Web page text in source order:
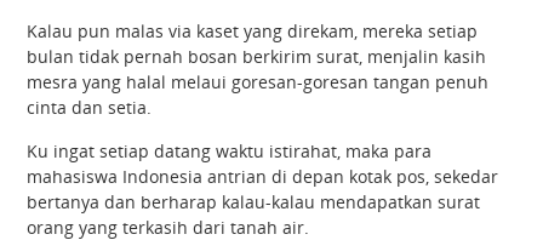
Kalau pun malas via kaset yang direkam, mereka setiap
bulan tidak pernah bosan berkirim surat, menjalin kasih
mesra yang halal melaui goresan-goresan tangan penuh
cinta dan setia.
Ku ingat setiap datang waktu istirahat, maka para
mahasiswa Indonesia antrian di depan kotak pos, sekedar
bertanya dan berharap kalau-kalau mendapatkan surat
orang yang terkasih dari tanah air.